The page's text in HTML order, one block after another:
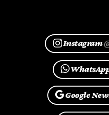
Instagram
Google